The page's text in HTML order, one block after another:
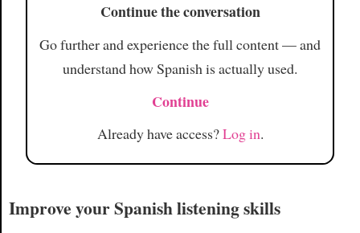
Continue the conversation
Go further and experience the full content — and
understand how Spanish is actually used.
Continue
Already have access?Log in.
Improve your Spanish listening skills